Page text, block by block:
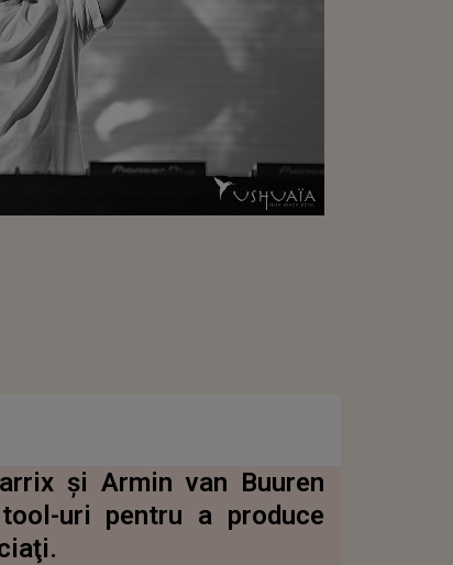
şi Armin van Buuren
uri pentru a produce